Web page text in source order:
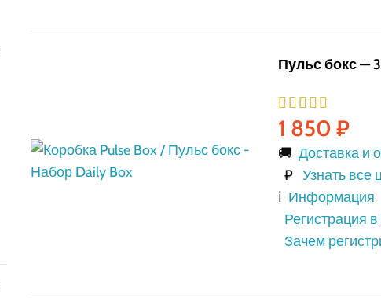
Пульс бокс —
1 850 ₽
🚚 Доставка и
₽ Узнать все
ℹ️ Информация
Регистрация в
Зачем